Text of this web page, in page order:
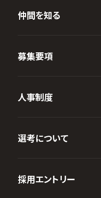
仲間を知る
募集要項
人事制度
選考について
採用エントリー